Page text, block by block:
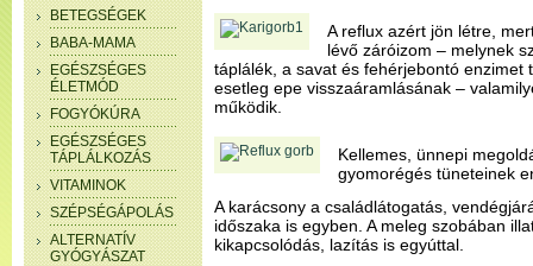
BETEGSÉGEK
BABA-MAMA
EGÉSZSÉGES
ÉLETMÓD
FOGYÓKÚRA
EGÉSZSÉGES
TÁPLÁLKOZÁS
VITAMINOK
SZÉPSÉGÁPOLÁS
ALTERNATÍV
GYÓGYÁSZAT
A reflux azért jön létre,
lévő záróizom – melynek
táplálék, a savat és fehérjebontó enzimet
esetleg epe visszaáramlásának –
működik.
Kellemes, ünnepi
gyomorégés tüneteinek
A karácsony a családlátogatás,
időszaka is egyben. A meleg szobában
kikapcsolódás, lazítás is egyúttal.